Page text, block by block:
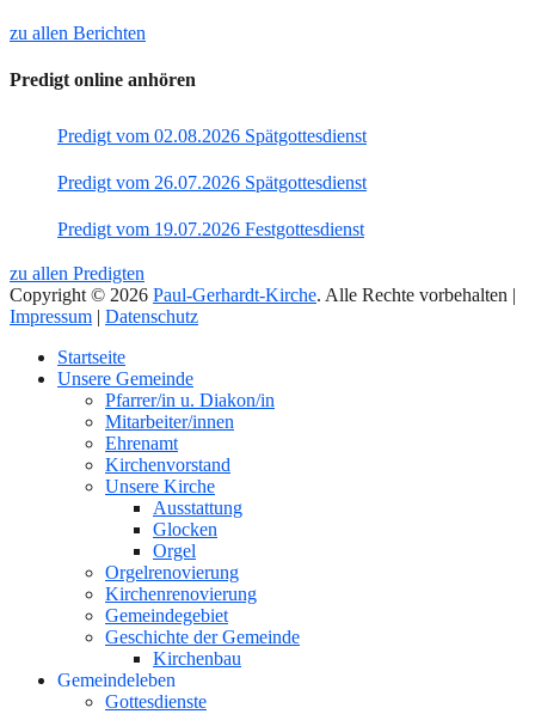
zu allen Berichten
Predigt online anhören
Predigt vom 02.08.2026 Spätgottesdienst
Predigt vom 26.07.2026 Spätgottesdienst
Predigt vom 19.07.2026 Festgottesdienst
zu allen Predigten
Copyright © 2026 Paul-Gerhardt-Kirche. Alle Rechte vorbehalten |
Impressum | Datenschutz
oben
Startseite
Unsere Gemeinde
Pfarrer/in u. Diakon/in
Mitarbeiter/innen
Ehrenamt
Kirchenvorstand
Unsere Kirche
Ausstattung
Glocken
Orgel
Orgelrenovierung
Kirchenrenovierung
Gemeindegebiet
Geschichte der Gemeinde
Kirchenbau
Gemeindeleben
Gottesdienste